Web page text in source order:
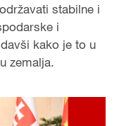
stabilne i
i
kako je to u
zemalja.